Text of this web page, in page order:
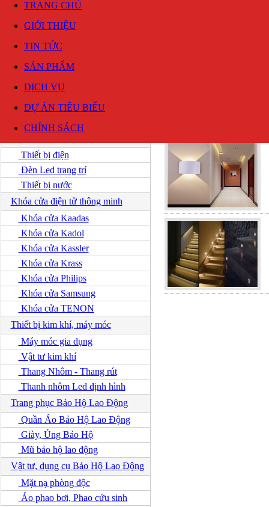
TRANG CHỦ
GIỚI THIỆU
TIN TỨC
SẢN PHẨM
DỊCH VỤ
DỰ ÁN TIÊU BIỂU
CHÍNH SÁCH
Thiết bị điện
Đèn Led trang trí
Thiết bị nước
Khóa cửa điện tử thông minh
Khóa cửa Kaadas
Khóa cửa Kadol
Khóa cửa Kassler
Khóa cửa Krass
Khóa cửa Philips
Khóa cửa Samsung
Khóa cửa TENON
Thiết bị kim khí, máy móc
Máy móc gia dụng
Vật tư kim khí
Thang Nhôm - Thang rút
Thanh nhôm Led định hình
Trang phục Bảo Hộ Lao Động
Quần Áo Bảo Hộ Lao Động
Giày, Ủng Bảo Hộ
Mũ bảo hộ lao động
Vật tư, dụng cụ Bảo Hộ Lao Động
Mặt nạ phòng độc
Áo phao bơi, Phao cứu sinh